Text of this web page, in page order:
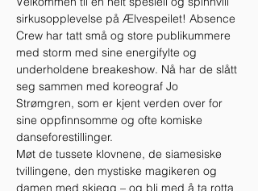
sirkusopplevelse på Ælvespeilet! Absence
Crew har tatt små og store publikummere
med storm med sine energifylte og
underholdene breakeshow. Nå har de slått
seg sammen med koreograf Jo
Strømgren, som er kjent verden over for
sine oppfinnsomme og ofte komiske
danseforestillinger.
Møt de tussete klovnene, de siamesiske
tvillingene, den mystiske magikeren og
damen med skjegg – og bli med å ta rotta